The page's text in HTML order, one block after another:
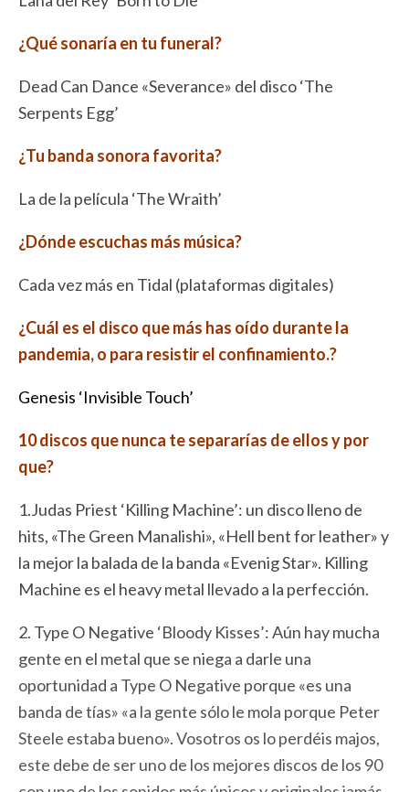
¿Qué sonaría en tu funeral?
Dead Can Dance «Severance» del disco ‘The
Serpents Egg’
¿Tu banda sonora favorita?
La de la película ‘The Wraith’
¿Dónde escuchas más música?
Cada vez más en Tidal (plataformas digitales)
¿Cuál es el disco que más has oído durante la
pandemia, o para resistir el confinamiento.?
Genesis ‘Invisible Touch’
10 discos que nunca te separarías de ellos y por
que?
1.Judas Priest ‘Killing Machine’: un disco lleno de
hits, «The Green Manalishi», «Hell bent for leather» y
la mejor la balada de la banda «Evenig Star». Killing
Machine es el heavy metal llevado a la perfección.
2. Type O Negative ‘Bloody Kisses’: Aún hay mucha
gente en el metal que se niega a darle una
oportunidad a Type O Negative porque «es una
banda de tías» «a la gente sólo le mola porque Peter
Steele estaba bueno». Vosotros os lo perdéis majos,
este debe de ser uno de los mejores discos de los 90